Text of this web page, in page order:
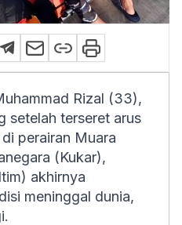
Rizal (33),
setelah terseret arus
perairan Muara
(Kukar),
akhirnya
meninggal dunia,